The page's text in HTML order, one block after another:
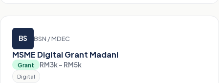
BS BSN / MDEC
MSME Digital Grant Madani
Grant RM3k – RM5k
Digital